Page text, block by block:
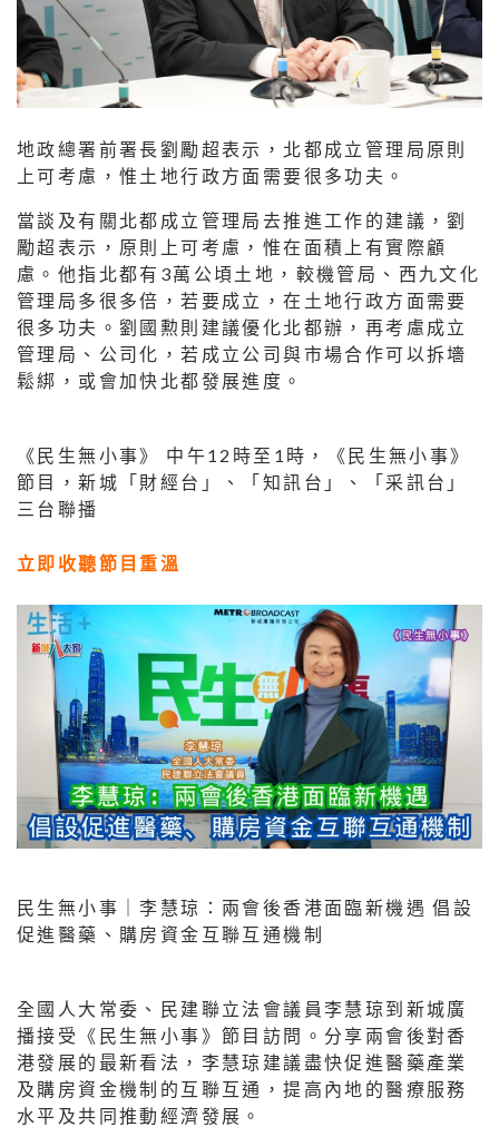
地政總署前署長劉勵超表示，北都成立管理局原則
上可考慮，惟土地行政方面需要很多功夫。
當談及有關北都成立管理局去推進工作的建議，劉
勵超表示，原則上可考慮，惟在面積上有實際顧
慮。他指北都有3萬公頃土地，較機管局、西九文化
管理局多很多倍，若要成立，在土地行政方面需要
很多功夫。劉國勲則建議優化北都辦，再考慮成立
管理局、公司化，若成立公司與市場合作可以拆墻
鬆綁，或會加快北都發展進度。
《民生無小事》 中午12時至1時，《民生無小事》
節目，新城「財經台」、「知訊台」、「采訊台」
三台聯播
立即收聽節目重溫
民生無小事｜李慧琼：兩會後香港面臨新機遇 倡設
促進醫藥、購房資金互聯互通機制
全國人大常委、民建聯立法會議員李慧琼到新城廣
播接受《民生無小事》節目訪問。分享兩會後對香
港發展的最新看法，李慧琼建議盡快促進醫藥產業
及購房資金機制的互聯互通，提高內地的醫療服務
水平及共同推動經濟發展。